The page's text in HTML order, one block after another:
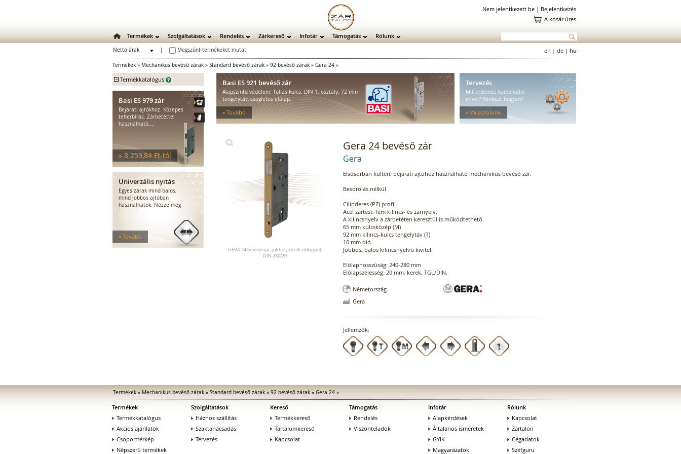
Nem jelentkezett be | Bejelentkezés
A kosár üres
Termékek Szolgáltatások Rendelés Zárkereső Infotár Támogatás Rólunk
Nettó árak
Megszűnt termékeket mutat en | de | hu
Termékek » Mechanikus bevéső zárak » Standard bevéső zárak » 92 bevéső zárak » Gera 24 »
+ Termékkatalógus
Mechanikus bevéső zárak
Standard bevéső zárak
Portálzárak, tolókapu zárak
Tűzgátló bevéső zárak
Egyéb bevéső zárak
Több ponton záródó zárak
Lakatok
Kiegészítő zárak
Zárpajzsok
Elektromos bevéső zárak
Zárfogadók
Basi ES 979 zár
Bejárati ajtókhoz. Közepes
teherbírás. Zárbetéttel
használható....
» 8 259,84 Ft-tól
Univerzális nyitás
Egyes zárak mind balos,
mind jobbos ajtóban
használhatók. Nézze meg
hogyan!
» Tovább
Basi ES 921 bevéső zár
Alapszintű védelem. Tollas kulcs. DIN 1. osztály. 72 mm
tengelytáv, szögletes előlap.
» Tovább
Tervezés
Mit érdemes kombinálni
mivel? Mindezt hogyan?
» Válaszolunk
GERA 24 bevéső zár, jobbos, kerek előlappal,
DIN 280/20
Gera 24 bevéső zár
Gera
Elsősorban kültéri, bejárati ajtóhoz használható mechanikus bevéső zár.
Besorolás nélkül.
Cilinderes (PZ) profil.
Acél zártest, fém kilincs- és zárnyelv.
A kilincsnyelv a zárbetéten keresztül is működtethető.
65 mm kulcsközép (M)
92 mm kilincs-kulcs tengelytáv (T)
10 mm dió.
Jobbos, balos kilincsnyelvű kivitel.
Előlaphosszúság: 240-280 mm
Előlapszélesség: 20 mm, kerek, TGL/DIN.
Németország
Gera
Jellemzők:
Termékek» Mechanikus bevéső zárak» Standard bevéső zárak» 92 bevéső zárak» Gera 24»
Termékek
Termékkatalógus
Akciós ajánlatok
Csoporttérkép
Népszerű termékek
Szolgáltatások
Házhoz szállítás
Szaktanácsadás
Tervezés
Kereső
Termékkereső
Tartalomkereső
Kapcsolat
Támogatás
Rendelés
Viszonteladók
Infotár
Alapkérdések
Általános ismeretek
GYIK
Magyarázatok
Rólunk
Kapcsolat
Zártalon
Cégadatok
Széfguru